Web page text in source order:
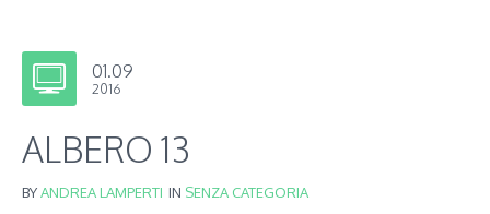
01.09
2016
ALBERO 13
BYANDREA LAMPERTI IN SENZA CATEGORIA